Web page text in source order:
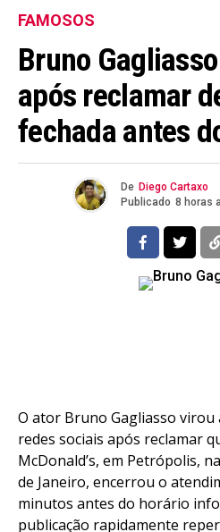
FAMOSOS
Bruno
após reclamar
fechada antes
De Diego Cartaxo
Publicado 8 horas
O ator Bruno Gagliasso virou
redes sociais após reclamar
McDonald’s, em Petrópolis,
de Janeiro, encerrou o
minutos antes do horário
publicação rapidamente